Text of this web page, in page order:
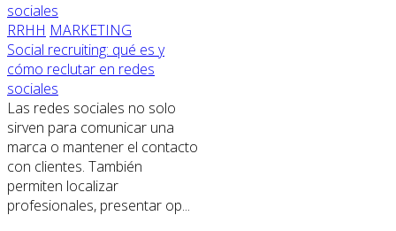
RRHH MARKETING
Social recruiting: qué es y
cómo reclutar en redes
sociales
Las redes sociales no solo
sirven para comunicar una
marca o mantener el contacto
con clientes. También
permiten localizar
profesionales, presentar op...